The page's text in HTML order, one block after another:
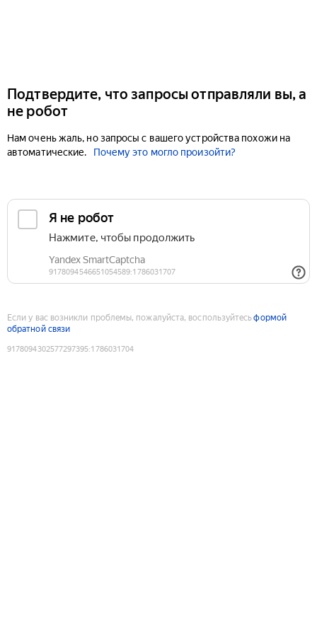
Подтвердите, что запросы отправляли вы, а
не робот
Нам очень жаль, но запросы с вашего устройства похожи на
автоматические.
Почему это могло произойти?
Если у вас возникли проблемы, пожалуйста, воспользуйтесьформой
обратной связи
9178094302577297395:1786031704